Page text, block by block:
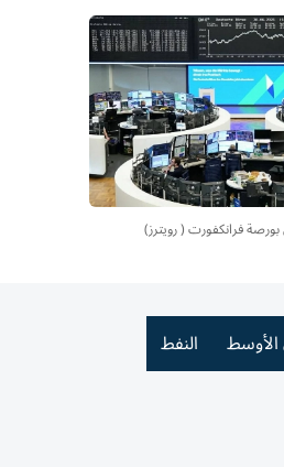
فرانكفورت ( رويترز)
النفط